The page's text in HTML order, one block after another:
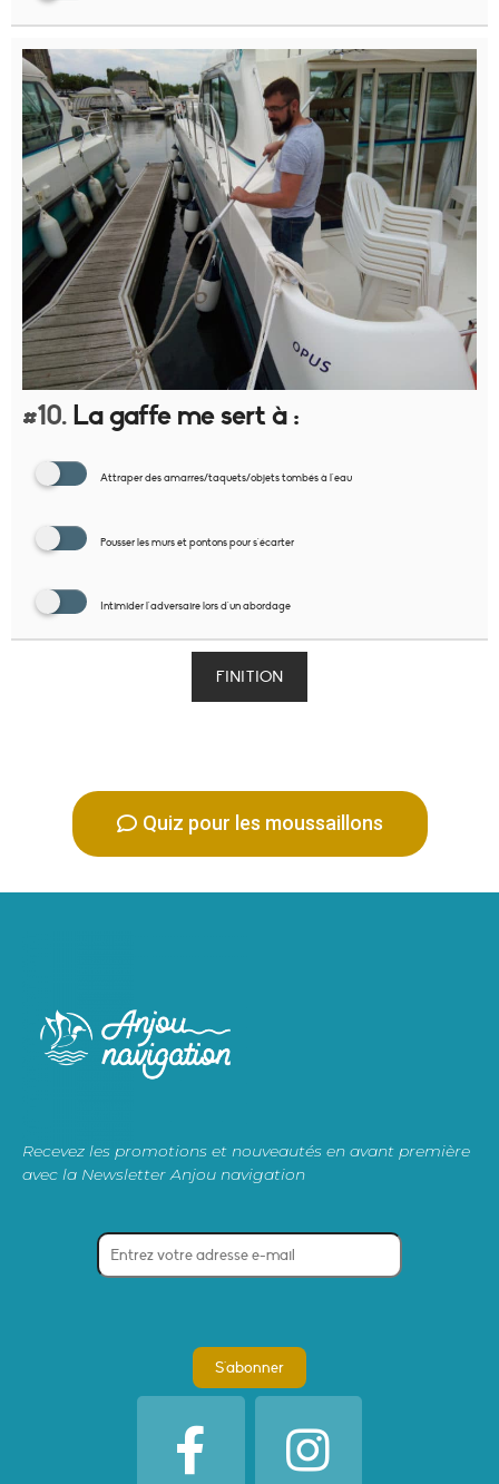
#10.La gaffe me sert à :
Attraper des amarres/taquets/objets tombés à l'eau
Pousser les murs et pontons pour s'écarter
Intimider l'adversaire lors d'un abordage
FINITION
Quiz pour les moussaillons
Recevez les promotions et nouveautés en avant première
avec la Newsletter Anjou navigation